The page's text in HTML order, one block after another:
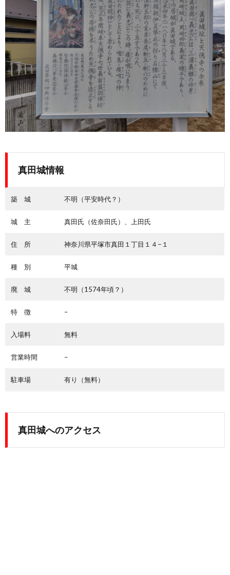
真田城情報
築 城 不明（平安時代？）
城 主 真田氏（佐奈田氏）、上田氏
住 所 神奈川県平塚市真田１丁目１４−１
種 別 平城
廃 城 不明（1574年頃？）
特 徴 –
入場料 無料
営業時間 –
駐車場 有り（無料）
真田城へのアクセス